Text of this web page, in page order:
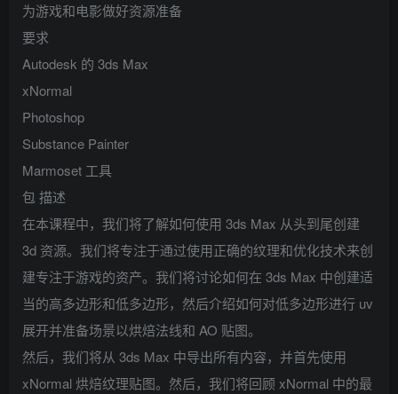
为游戏和电影做好资源准备
要求
Autodesk 的 3ds Max
xNormal
Photoshop
Substance Painter
Marmoset 工具
包 描述
在本课程中，我们将了解如何使用 3ds Max 从头到尾创建
3d 资源。我们将专注于通过使用正确的纹理和优化技术来创
建专注于游戏的资产。我们将讨论如何在 3ds Max 中创建适
当的高多边形和低多边形，然后介绍如何对低多边形进行 uv
展开并准备场景以烘焙法线和 AO 贴图。
然后，我们将从 3ds Max 中导出所有内容，并首先使用
xNormal 烘焙纹理贴图。然后，我们将回顾 xNormal 中的最